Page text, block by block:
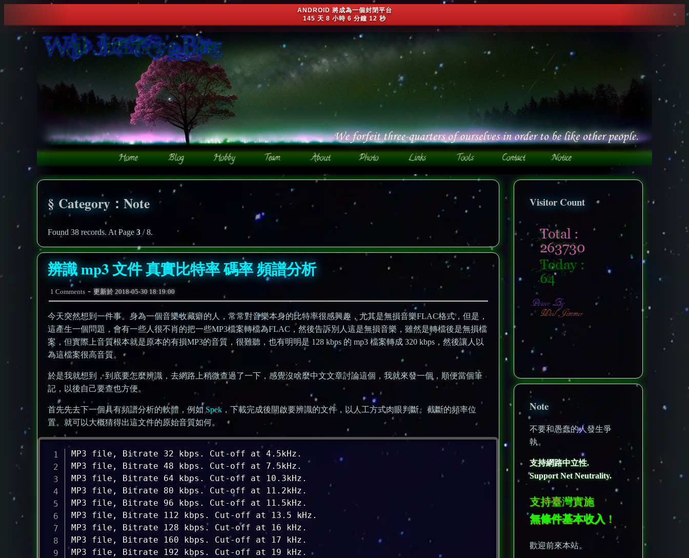
ANDROID 將成為一個封閉平台
145 天 8 小時 6 分鐘 9 秒
✕
Category：Note
Found 38 records. At Page 3 / 8.
辨識 mp3 文件 真實比特率 碼率 頻譜分析
1 Comments - 更新於 2018-05-30 18:19:00
今天突然想到一件事。身為一個音樂收藏癖的人，常常對音樂本身的比特率很感興趣，尤其是無損音樂FLAC格式，但是，
這產生一個問題，會有一些人很不肖的把一些MP3檔案轉檔為FLAC，然後告訴別人這是無損音樂，雖然是轉檔後是無損檔
案，但實際上音質根本就是原本的有損MP3的音質，很難聽，也有明明是 128 kbps 的 mp3 檔案轉成 320 kbps，然後讓人以
為這檔案很高音質。
於是我就想到，到底要怎麼辨識，去網路上稍微查過了一下，感覺沒啥麼中文文章討論這個，我就來發一個，順便當個筆
記，以後自己要查也方便。
首先先去下一個具有頻譜分析的軟體，例如 Spek ，下載完成後開啟要辨識的文件，以人工方式肉眼判斷。截斷的頻率位
置。就可以大概猜得出這文件的原始音質如何。
MP3 file, Bitrate 32 kbps. Cut-off at 4.5kHz.
MP3 file, Bitrate 48 kbps. Cut-off at 7.5kHz.
MP3 file, Bitrate 64 kbps. Cut-off at 10.3kHz.
MP3 file, Bitrate 80 kbps. Cut-off at 11.2kHz.
MP3 file, Bitrate 96 kbps. Cut-off at 11.5kHz.
MP3 file, Bitrate 112 kbps. Cut-off at 13.5 kHz.
MP3 file, Bitrate 128 kbps. Cut-off at 16 kHz.
MP3 file, Bitrate 160 kbps. Cut-off at 17 kHz.
MP3 file, Bitrate 192 kbps. Cut-off at 19 kHz.
Visitor Count
nonenonenone
Note
不要和愚蠢的人發生爭
執。
支持網路中立性.
Support Net Neutrality.
支持臺灣實施
無條件基本收入 ！
歡迎前來本站。